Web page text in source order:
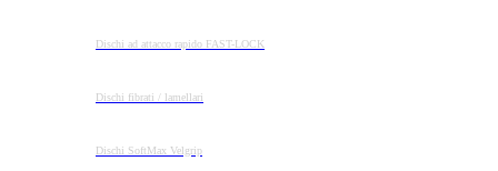
Dischi ad attacco rapido FAST-LOCK
Dischi fibrati / lamellari
Dischi SoftMax Velgrip